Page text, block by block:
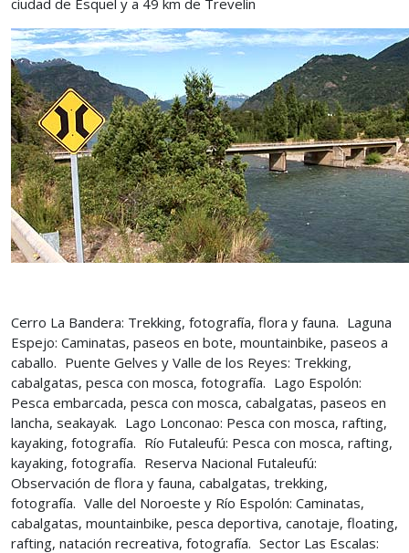
ciudad de Esquel y a 49 km de Trevelin
Cerro La Bandera: Trekking, fotografía, flora y fauna. Laguna
Espejo: Caminatas, paseos en bote, mountainbike, paseos a
caballo. Puente Gelves y Valle de los Reyes: Trekking,
cabalgatas, pesca con mosca, fotografía. Lago Espolón:
Pesca embarcada, pesca con mosca, cabalgatas, paseos en
lancha, seakayak. Lago Lonconao: Pesca con mosca, rafting,
kayaking, fotografía. Río Futaleufú: Pesca con mosca, rafting,
kayaking, fotografía. Reserva Nacional Futaleufú:
Observación de flora y fauna, cabalgatas, trekking,
fotografía. Valle del Noroeste y Río Espolón: Caminatas,
cabalgatas, mountainbike, pesca deportiva, canotaje, floating,
rafting, natación recreativa, fotografía. Sector Las Escalas: